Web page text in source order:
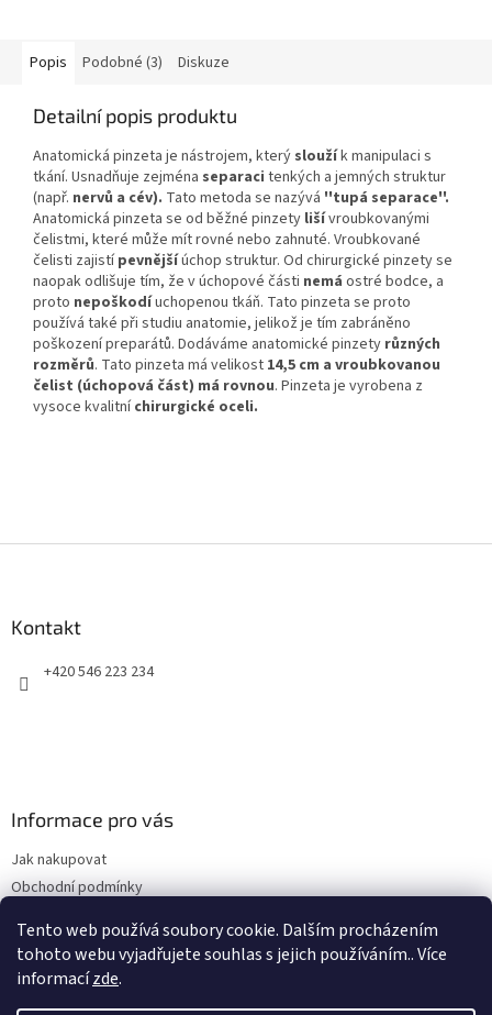
Tento web používá soubory cookie. Dalším procházením
tohoto webu vyjadřujete souhlas s jejich používáním.. Více
informacízde.
Popis Podobné (3) Diskuze
Detailní popis produktu
Anatomická pinzeta je nástrojem, který sloužík manipulaci s
tkání. Usnadňuje zejména separaci tenkých a jemných struktur
(např. nervů a cév). Tato metoda se nazývá ''tupá separace''.
Anatomická pinzeta se od běžné pinzety lišívroubkovanými
čelistmi, které může mít rovné nebo zahnuté. Vroubkované
čelisti zajistípevnějšíúchop struktur. Od chirurgické pinzety se
naopak odlišuje tím, že v úchopové části nemá ostré bodce, a
proto nepoškodíuchopenou tkáň. Tato pinzeta se proto
používá také při studiu anatomie, jelikož je tím zabráněno
poškození preparátů. Dodáváme anatomické pinzety různých
rozměrů. Tato pinzeta má velikost 14,5 cm a vroubkovanou
čelist (úchopová část) má rovnou. Pinzeta je vyrobena z
vysoce kvalitníchirurgické oceli.
Kontakt
+420 546 223 234
Informace pro vás
Jak nakupovat
Obchodní podmínky
Kontakty